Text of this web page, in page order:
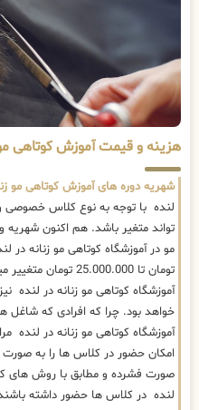
هزینه و قیمت آموزش کوتاهی مو
شهریه دوره های آموزش کوتاهی مو
لنده با توجه به نوع کلاس
تواند متغیر باشد. هم اکنون شهریه
تومان تا 25.000.000
آموزشگاه کوتاهی مو زنانه در
خواهد بود. چرا که افرادی که شاغل
آموزشگاه کوتاهی مو زنانه در لنده
امکان حضور در کلاس ها را به صورت
صورت فشرده و مطابق با روش های
لنده در کلاس ها حضور داشته